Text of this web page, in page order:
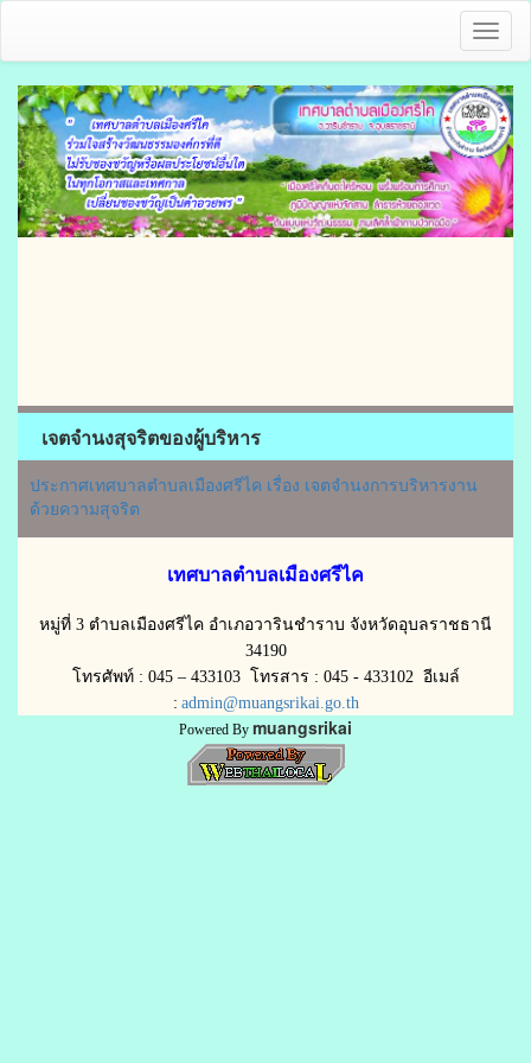
เจตจํานงสุจริตของผู้บริหาร
ประกาศเทศบาลตำบลเมืองศรีไค เรื่อง เจตจำนงการบริหารงาน
ด้วยความสุจริต
เทศบาลตำบลเมืองศรีไค
หมู่ที่ 3 ตำบลเมืองศรีไค อำเภอวารินชำราบ จังหวัดอุบลราชธานี
34190
โทรศัพท์ : 045 – 433103 โทรสาร : 045 - 433102 อีเมล์
: admin@muangsrikai.go.th
Powered By muangsrikai